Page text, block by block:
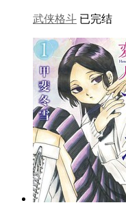
武侠格斗 已完结